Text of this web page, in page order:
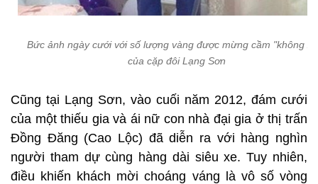
Bức ảnh ngày cưới với số lượng vàng được mừng cầm "không
của cặp đôi Lạng Sơn
Cũng tại Lạng Sơn, vào cuối năm 2012, đám cưới
của một thiếu gia và ái nữ con nhà đại gia ở thị trấn
Đồng Đăng (Cao Lộc) đã diễn ra với hàng nghìn
người tham dự cùng hàng dài siêu xe. Tuy nhiên,
điều khiến khách mời choáng váng là vô số vòng